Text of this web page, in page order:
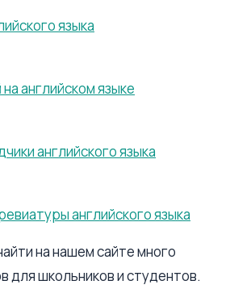
языка
английском языке
английского языка
английского языка
на нашем сайте много
для школьников и студентов.